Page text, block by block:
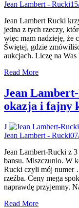
Jean Lambert - Rucki
Jean Lambert Rucki
jedna z tych rzeczy,
więc mam nadzieję, że
Świętej, gdzie
aukcjach. Liczę na
Read More
Jean
okazja i fajny
J
Jean Lambert - Rucki
Jean Lambert-Rucki z
bansu. Miszczunio. W
Rucki czyli mój numer
rzeźba. Ceny mega
naprawdę przyjemny.
Read More